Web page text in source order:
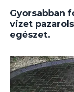
Gyorsabban
vizet
egészet.